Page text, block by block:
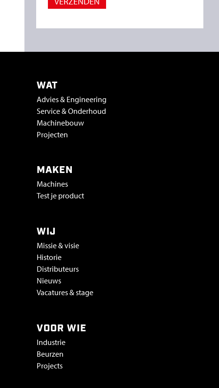
WAT
Advies & Engineering
Service & Onderhoud
Machinebouw
Projecten
MAKEN
Machines
Test je product
WIJ
Missie & visie
Historie
Distributeurs
Nieuws
Vacatures & stage
VOOR WIE
Industrie
Beurzen
Projects